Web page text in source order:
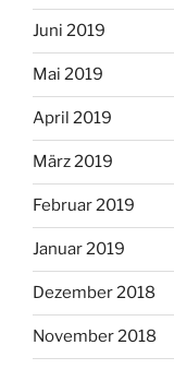
Juni 2019
Mai 2019
April 2019
März 2019
Februar 2019
Januar 2019
Dezember 2018
November 2018